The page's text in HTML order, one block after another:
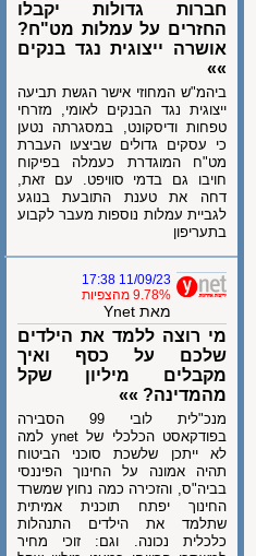
חברות גדולות יקבלו
החזרים על עמלות מט"ח?
אושרה ייצוגית נגד בנקים
ביהמ"ש המחוזי אישר הגשת תביעה
ייצוגית נגד הבנקים לאומי, מזרחי
טפחות ודיסקונט, במסגרתה נטען
כי עסקים גדולים שביצעו העברת
מט"ח המוגדרת כעמלה בפיקוח
חויבו גם בדמי סוויפט. עם זאת,
דחה את טענת התובעת בנוגע
לגביית עמלות נוספות מעבר לקבוע
בתעריפון
11/09/23 17:38
9.78% מהצפיות
מאת Ynet
מי רוצה ללמד את הילדים
שלכם על כסף ואיך
מקבלים מיליון שקל
מהמדינה? »»
מנכ"לית לובי 99 הסבירה
בפודקאסט הכלכלי של ynet למה
לא ייתכן שלשכת סוכני הביטוח
תהיה אמונה על החינוך הפיננסי
בביה"ס, והזכירה כמה נחוץ שמשרד
החינוך יפתח תוכנית אמיתית
שתלמד את הילדים התנהלות
כלכלית נכונה. וגם: זוכי מחיר